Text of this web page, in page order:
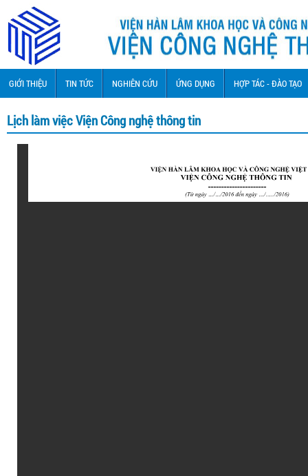
GIỚI THIỆU TIN TỨC NGHIÊN CỨU ỨNG DỤNG HỢP TÁC - ĐÀO TẠO
Lịch làm việc Viện Công nghệ thông tin